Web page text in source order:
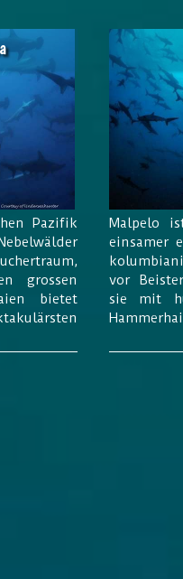
Pazifik
grossen
bietet
Malpelo
einsamer
vor
sie mit